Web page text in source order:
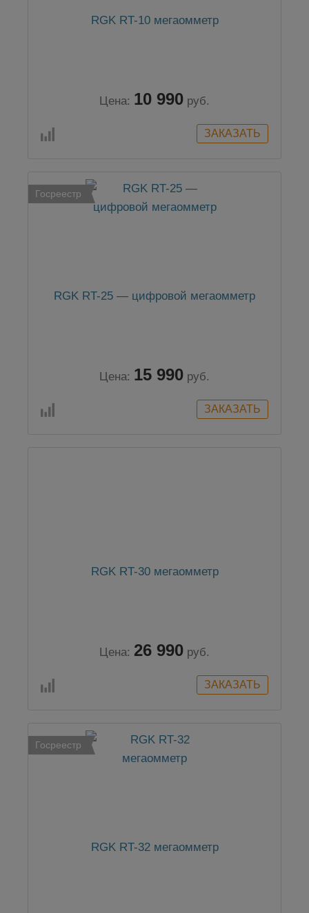
RGK RT-10 мегаомметр
Цена: 10 990 руб.
Госреестр
RGK RT-25 — цифровой мегаомметр
Цена: 15 990 руб.
RGK RT-30 мегаомметр
Цена: 26 990 руб.
Госреестр
RGK RT-32 мегаомметр